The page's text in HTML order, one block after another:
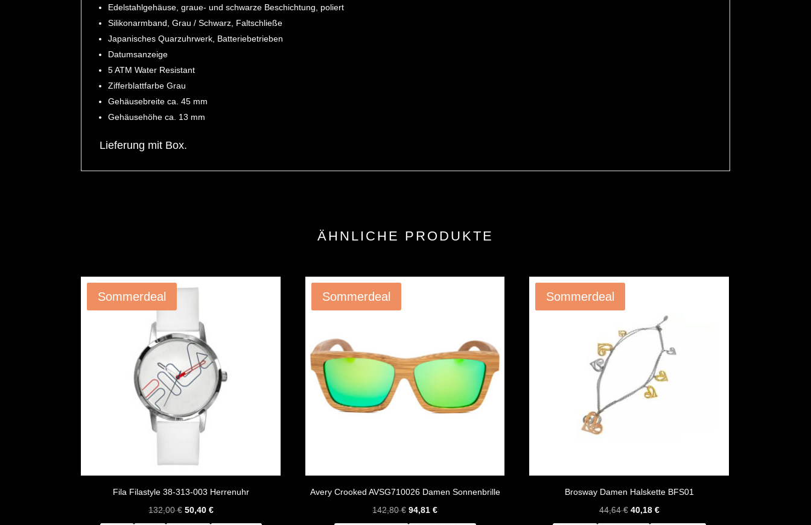
Edelstahlgehäuse, graue- und schwarze Beschichtung, poliert
Silikonarmband, Grau / Schwarz, Faltschließe
Japanisches Quarzuhrwerk, Batteriebetrieben
Datumsanzeige
5 ATM Water Resistant
Zifferblattfarbe Grau
Gehäusebreite ca. 45 mm
Gehäusehöhe ca. 13 mm
Lieferung mit Box.
ÄHNLICHE PRODUKTE
Angebot!
Sommerdeal
Fila Filastyle 38-313-003 Herrenuhr
132,00€ Ursprünglicher
50,40 €Aktueller
Angebot!
Sommerdeal
Avery Crooked AVSG710026 Damen Sonnenbrille
142,80€ Ursprünglicher
94,81€Aktueller
Angebot!
Sommerdeal
Brosway Damen Halskette BFS01
44,64€ Ursprünglicher
40,18 €Aktueller